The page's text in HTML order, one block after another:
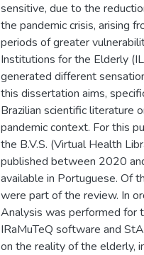
sensitive, due to the
the pandemic crisis, arising
periods of greater
Institutions for the Elderly
generated different
this dissertation aims,
Brazilian scientific literature
pandemic context. For this
the B.V.S. (Virtual Health
published between 2020
available in Portuguese. Of
were part of the review. In
Analysis was performed for
IRaMuTeQ software and
on the reality of the elderly,